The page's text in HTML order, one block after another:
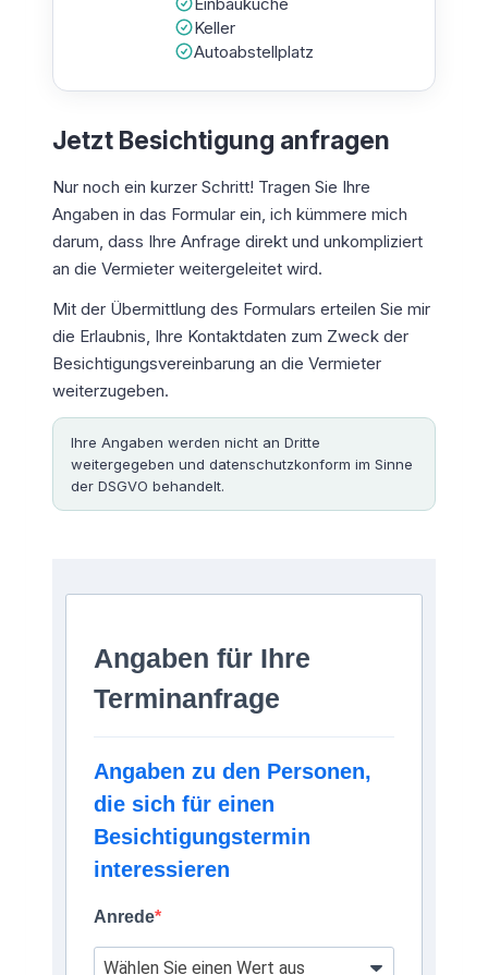
Keller
Autoabstellplatz
Jetzt Besichtigung anfragen
Nur noch ein kurzer Schritt! Tragen Sie Ihre
Angaben in das Formular ein, ich kümmere mich
darum, dass Ihre Anfrage direkt und unkompliziert
an die Vermieter weitergeleitet wird.
Mit der Übermittlung des Formulars erteilen Sie mir
die Erlaubnis, Ihre Kontaktdaten zum Zweck der
Besichtigungsvereinbarung an die Vermieter
weiterzugeben.
Ihre Angaben werden nicht an Dritte
weitergegeben und datenschutzkonform im Sinne
der DSGVO behandelt.
Angaben für Ihre
Terminanfrage
Angaben zu den Personen,
die sich für einen
Besichtigungstermin
interessieren
Anrede